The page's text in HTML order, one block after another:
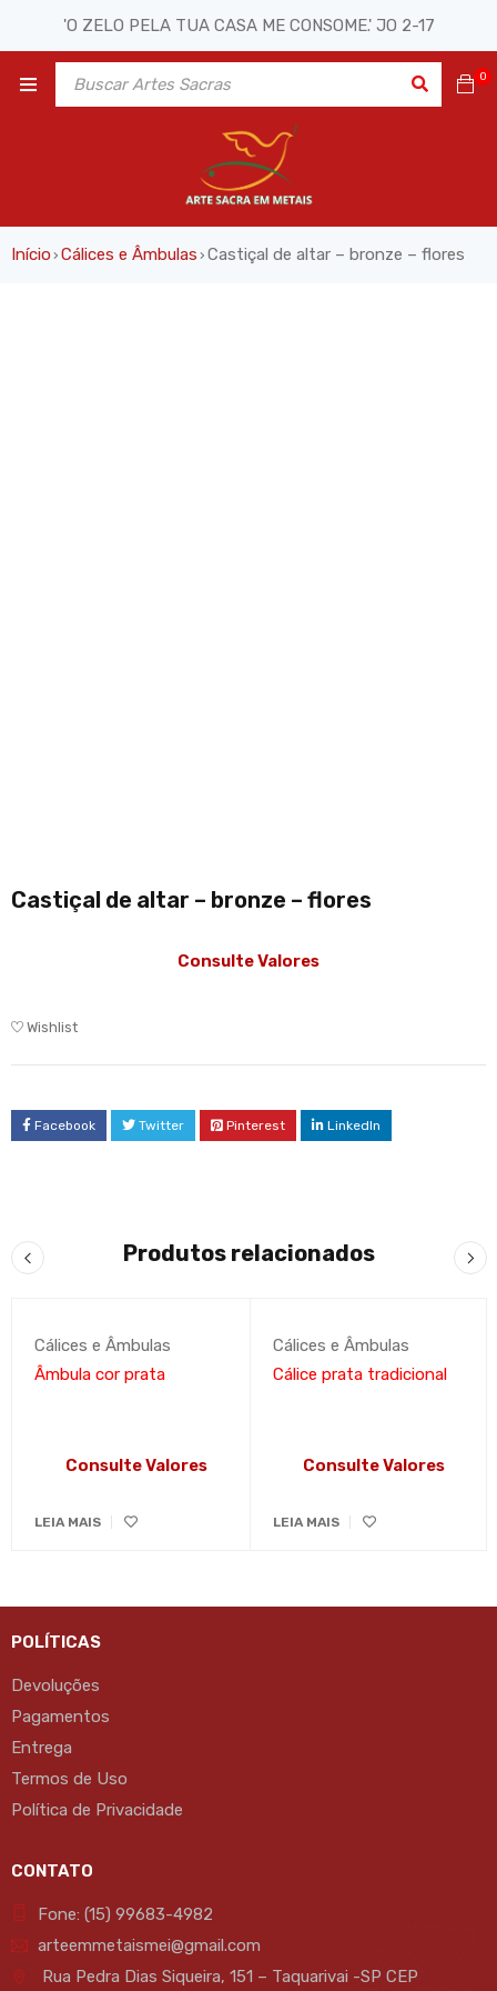
'O ZELO PELA TUA CASA ME CONSOME.' JO 2-17
0
Início› Cálices e Âmbulas › Castiçal de altar – bronze – flores
Castiçal de altar – bronze – flores
Consulte Valores
Wishlist
Facebook Twitter Pinterest LinkedIn
Produtos relacionados
Cálices e Âmbulas
Âmbula cor prata
Consulte Valores
LEIA MAIS
Cálices e Âmbulas
Cálice prata tradicional
Consulte Valores
LEIA MAIS
POLÍTICAS
Devoluções
Pagamentos
Entrega
Termos de Uso
Política de Privacidade
CONTATO
Fone: (15) 99683-4982
arteemmetaismei@gmail.com
Rua Pedra Dias Siqueira, 151 – Taquarivai -SP CEP